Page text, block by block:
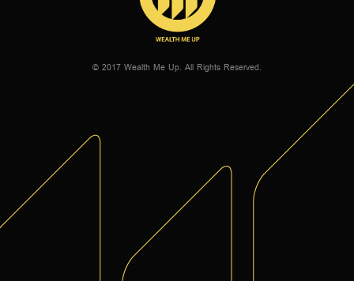
© 2017 Wealth Me Up. All Rights Reserved.